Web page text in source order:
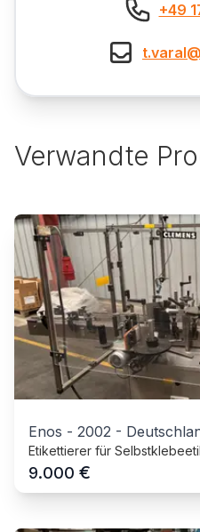
+49
Verwandte
Enos - 2002 -
Etikettierer für
9.000 €